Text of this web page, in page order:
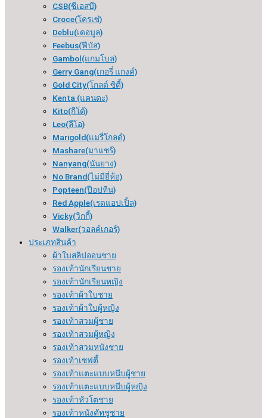
CSB(ซีเอสบี)
Croce(โครเซ่)
Deblu(เดอบูล)
Feebus(ฟีบัส)
Gambol(แกมโบล)
Gerry Gang(เกอรี่ แกงค์)
Gold City(โกลด์ ซิตี้)
Kenta (แคนตะ)
Kito(กีโต้)
Leo(ลีโอ)
Marigold(แมรี่โกลด์)
Mashare(มาแชร์)
Nanyang(นันยาง)
No Brand(ไม่มียี่ห้อ)
Popteen(ป๊อปทีน)
Red Apple(เรดแอปเปิ้ล)
Vicky(วิกกี้)
Walker(วอลค์เกอร์)
ประเภทสินค้า
ผ้าใบสลิปออนชาย
รองเท้านักเรียนชาย
รองเท้านักเรียนหญิง
รองเท้าผ้าใบชาย
รองเท้าผ้าใบผู้หญิง
รองเท้าสวมผู้ชาย
รองเท้าสวมผู้หญิง
รองเท้าสวมหนังชาย
รองเท้าเซฟตี้
รองเท้าแตะแบบหนีบผู้ชาย
รองเท้าแตะแบบหนีบผู้หญิง
รองเท้าหัวโตชาย
รองเท้าหนังคัทชูชาย